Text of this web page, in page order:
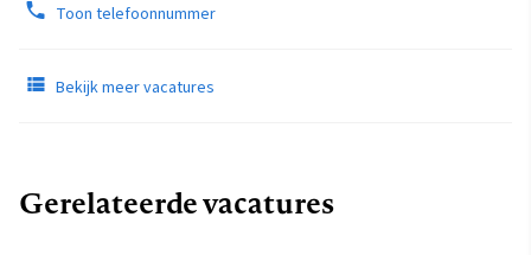
Toon telefoonnummer
Bekijk meer vacatures
Gerelateerde vacatures